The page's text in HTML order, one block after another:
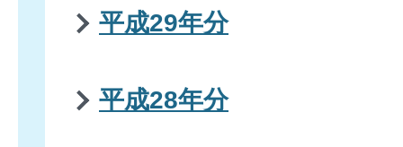
平成29年分
平成28年分